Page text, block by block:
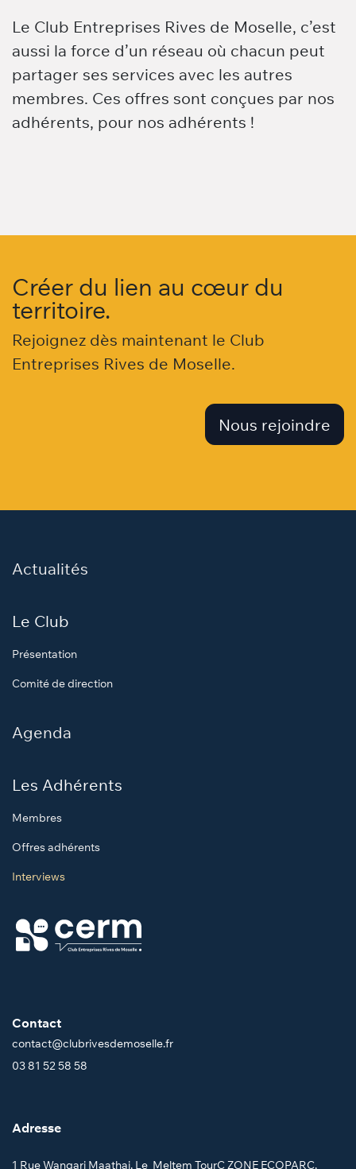
Le Club Entreprises Rives de Moselle, c’est
aussi la force d’un réseau où chacun peut
partager ses services avec les autres
membres. Ces offres sont conçues par nos
adhérents, pour nos adhérents !
Créer du lien au cœur du
territoire.
Rejoignez dès maintenant le Club
Entreprises Rives de Moselle.
Nous rejoindre
Actualités
Le Club
Présentation
Comité de direction
Agenda
Les Adhérents
Membres
Offres adhérents
Interviews
Contact
contact@clubrivesdemoselle.fr
03 81 52 58 58
Adresse
1 Rue Wangari Maathai, Le Meltem TourC ZONE ECOPARC,